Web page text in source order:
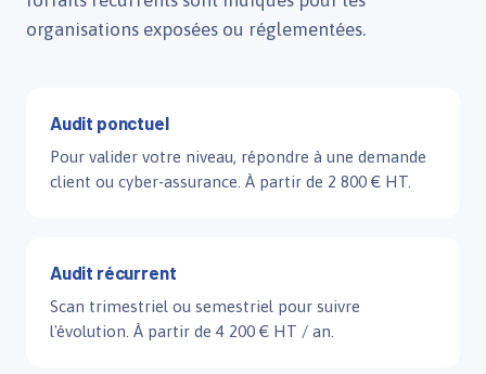
organisations exposées ou réglementées.
Audit ponctuel
Pour valider votre niveau, répondre à une demande
client ou cyber-assurance. À partir de 2 800 € HT.
Audit récurrent
Scan trimestriel ou semestriel pour suivre
l'évolution. À partir de 4 200 € HT / an.